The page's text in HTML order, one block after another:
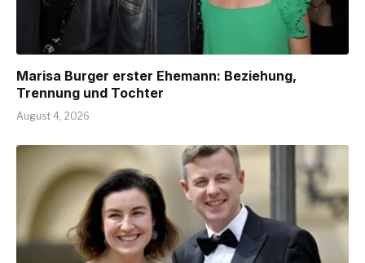
Marisa Burger erster Ehemann: Beziehung,
Trennung und Tochter
August 4, 2026